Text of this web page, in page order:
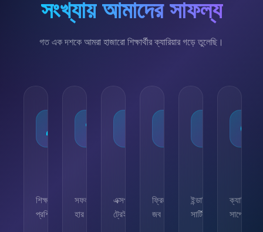
সংখ্যায় আমাদের সাফল্য
গত এক দশকে আমরা হাজারো শিক্ষার্থীর ক্যারিয়ার গড়ে তুলেছি।
শিক্ষার্থী
প্রশিক্ষিত
সফলতার
হার
এক্সপার্ট
ট্রেইনার
ফ্রিল্যান্সিং
জব
ইন্ডাস্ট্রি
সার্টিফিকেট
ক্যারিয়ার
সাপোর্ট